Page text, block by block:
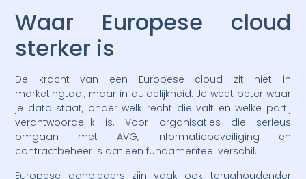
Waar Europese cloud
sterker is
De kracht van een Europese cloud zit niet in
marketingtaal, maar in duidelijkheid. Je weet beter waar
je data staat, onder welk recht die valt en welke partij
verantwoordelijk is. Voor organisaties die serieus
omgaan met AVG, informatiebeveiliging en
contractbeheer is dat een fundamenteel verschil.
Europese aanbieders zijn vaak ook terughoudender